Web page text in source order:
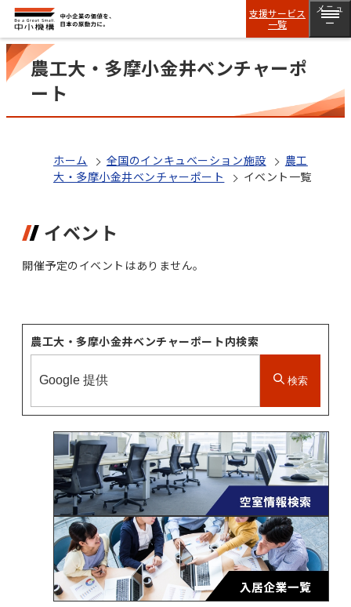
支援サービス
一覧
メニュ
ー
農工大・多摩小金井ベンチャーポ
ート
ホーム 全国のインキュベーション施設
農工
大・多摩小金井ベンチャーポート
イベント一覧
イベント
開催予定のイベントはありません。
農工大・多摩小金井ベンチャーポート内検索
検索